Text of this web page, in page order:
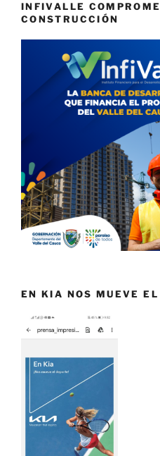
INFIVALLE
CONSTRUCCIÓN
EN KIA NOS MUEVE EL